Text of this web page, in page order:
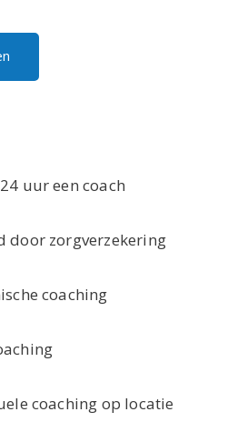
uur een coach
door zorgverzekering
coaching
coaching op locatie